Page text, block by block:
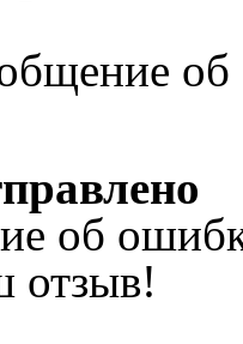
об
об
отзыв!